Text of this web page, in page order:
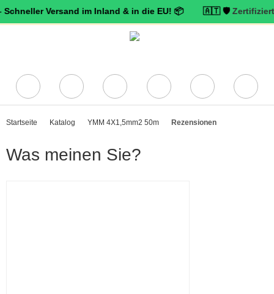
Versand im Inland & in die EU! 📦 🇦🇹 🛡️ Zertifizierter
Startseite Katalog YMM 4X1,5mm2 50m Rezensionen
Was meinen Sie?